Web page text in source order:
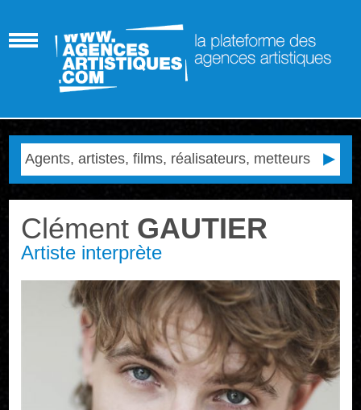
Clément GAUTIER
Artiste interprète